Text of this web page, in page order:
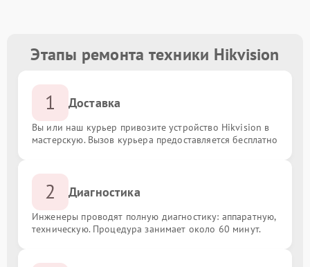
Этапы ремонта техники Hikvision
1 Доставка
Вы или наш курьер привозите устройство Hikvision в
мастерскую. Вызов курьера предоставляется бесплатно
2 Диагностика
Инженеры проводят полную диагностику: аппаратную,
техническую. Процедура занимает около 60 минут.